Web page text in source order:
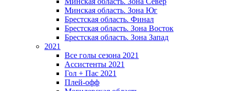
Минская область. Зона Юг
Брестская область. Финал
Брестская область. Зона Восток
Брестская область. Зона Запад
2021
Все голы сезона 2021
Ассистенты 2021
Гол + Пас 2021
Плей-офф